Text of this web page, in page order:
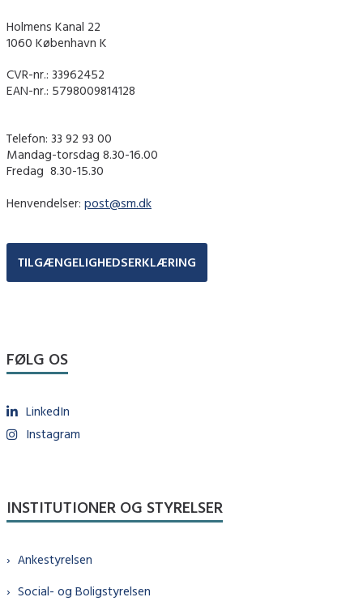
Holmens Kanal 22
1060 København K
CVR-nr.: 33962452
EAN-nr.: 5798009814128
Telefon: 33 92 93 00
Mandag-torsdag 8.30-16.00
Fredag ​ 8.30-15.30
Henvendelser: post@sm.dk
TILGÆNGELIGHEDSERKLÆRING
FØLG OS
LinkedIn
Instagram
INSTITUTIONER OG STYRELSER
Ankestyrelsen
Social- og Boligstyrelsen